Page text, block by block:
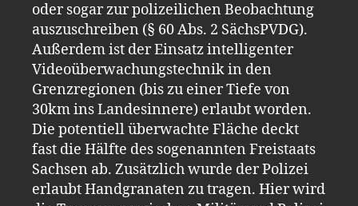
oder sogar zur polizeilichen Beobachtung
auszuschreiben (§ 60 Abs. 2 SächsPVDG).
Außerdem ist der Einsatz intelligenter
Videoüberwachungstechnik in den
Grenzregionen (bis zu einer Tiefe von
30km ins Landesinnere) erlaubt worden.
Die potentiell überwachte Fläche deckt
fast die Hälfte des sogenannten Freistaats
Sachsen ab. Zusätzlich wurde der Polizei
erlaubt Handgranaten zu tragen. Hier wird